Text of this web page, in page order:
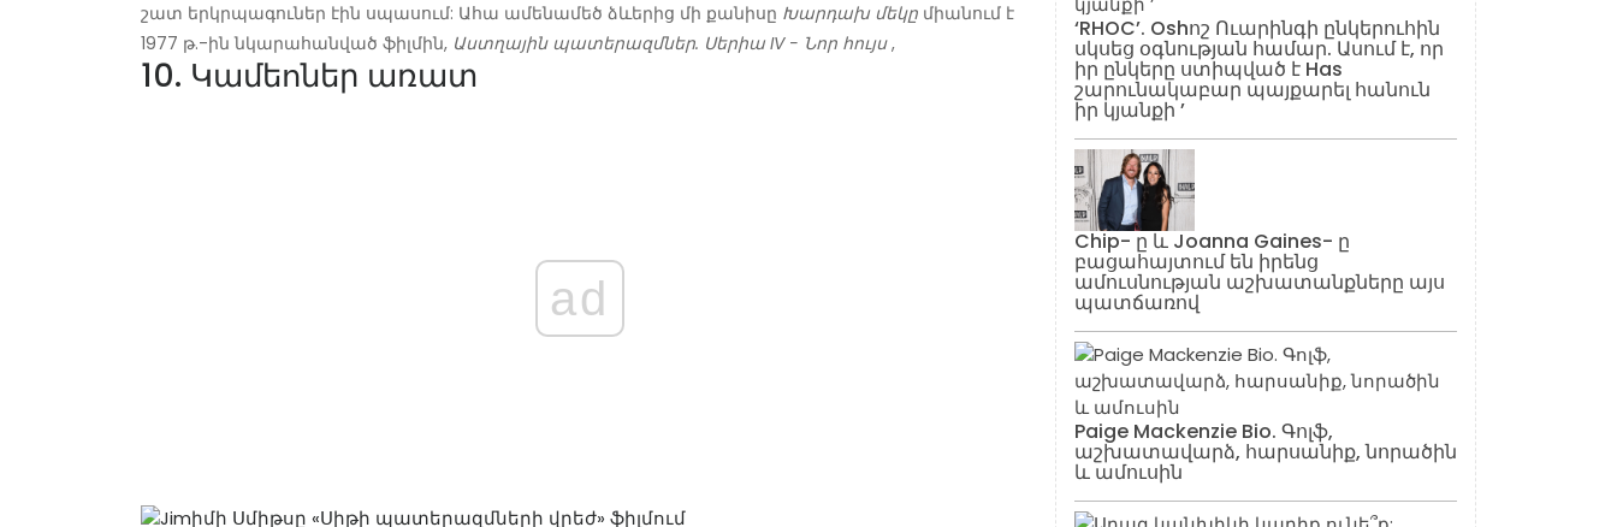
շատ երկրպագուներ էին սպասում: Ահա ամենամեծ ձևերից մի քանիսը Խարդախ մեկը միանում է
1977 թ.-ին նկարահանված ֆիլմին, Աստղային պատերազմներ. Սերիա IV - Նոր հույս,
10. Կամեոներ առատ
ad
‘RHOC’. Oshոշ Ուարինգի ընկերուհին
սկսեց օգնության համար. Ասում է, որ
իր ընկերը ստիպված է Has
շարունակաբար պայքարել հանուն
իր կյանքի ’
Chip- ը և Joanna Gaines- ը
բացահայտում են իրենց
ամուսնության աշխատանքները այս
պատճառով
Paige Mackenzie Bio. Գոլֆ,
աշխատավարձ, հարսանիք, նորածին
և ամուսին